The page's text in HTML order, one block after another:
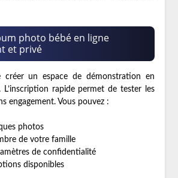
photo bébé en ligne
et privé
créer un espace de démonstration en
L’inscription rapide permet de tester les
engagement. Vous pouvez :
photos
de votre famille
de confidentialité
disponibles